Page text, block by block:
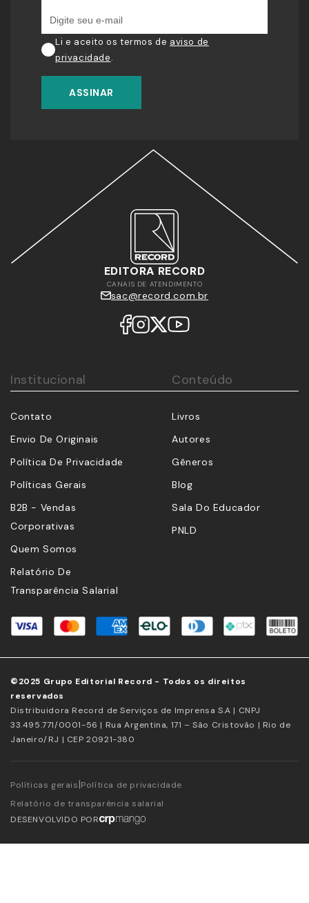
Li e aceito os termos de aviso de
privacidade.
ASSINAR
EDITORA RECORD
CANAIS DE ATENDIMENTO
sac@record.com.br
Institucional Conteúdo
Contato
Envio De Originais
Política De Privacidade
Políticas Gerais
B2B - Vendas
Corporativas
Quem Somos
Relatório De
Transparência Salarial
Livros
Autores
Gêneros
Blog
Sala Do Educador
PNLD
©2025 Grupo Editorial Record - Todos os direitos
reservados
Distribuidora Record de Serviços de Imprensa S.A | CNPJ
33.495.771/0001-56 | Rua Argentina, 171 – São Cristovão | Rio de
Janeiro/RJ | CEP 20921-380
Políticas gerais|Política de privacidade
Relatório de transparência salarial
DESENVOLVIDO POR